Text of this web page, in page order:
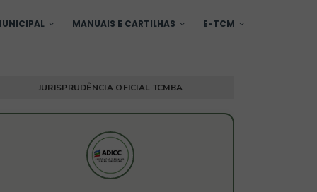
MANUAIS E CARTILHAS E-TCM
JURISPRUDÊNCIA OFICIAL TCMBA